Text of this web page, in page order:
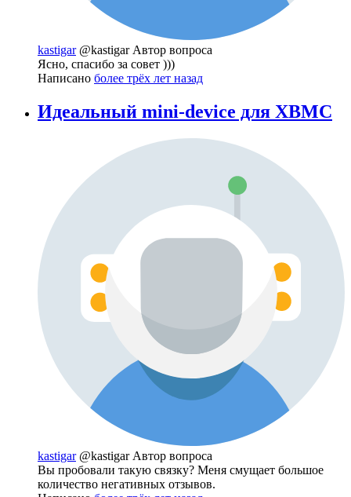
kastigar @kastigarАвтор вопроса
Ясно, спасибо за совет )))
Написано более трёх лет назад
Идеальный mini-device для XBMC
kastigar @kastigar Автор вопроса
Вы пробовали такую связку? Меня смущает большое
количество негативных отзывов.